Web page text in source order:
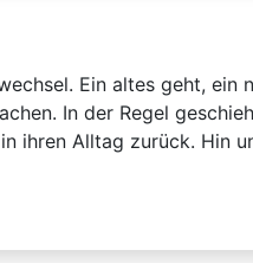
Ein altes geht, ein
In der Regel
ihren Alltag zurück. Hin